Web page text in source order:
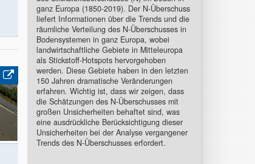
ganz Europa (1850-2019). Der N-Überschuss
liefert Informationen über die Trends und die
räumliche Verteilung des N-Überschusses in
Bodensystemen in ganz Europa, wobei
landwirtschaftliche Gebiete in Mitteleuropa
als Stickstoff-Hotspots hervorgehoben
werden. Diese Gebiete haben in den letzten
150 Jahren dramatische Veränderungen
erfahren. Wichtig ist, dass wir zeigen, dass
die Schätzungen des N-Überschusses mit
großen Unsicherheiten behaftet sind, was
eine ausdrückliche Berücksichtigung dieser
Unsicherheiten bei der Analyse vergangener
Trends des N-Überschusses erfordert.